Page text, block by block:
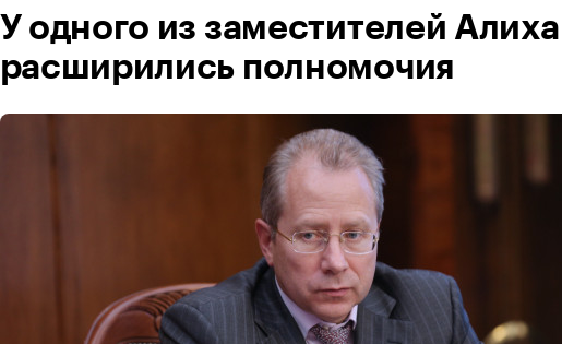
У одного из заместителей
расширились полномочия